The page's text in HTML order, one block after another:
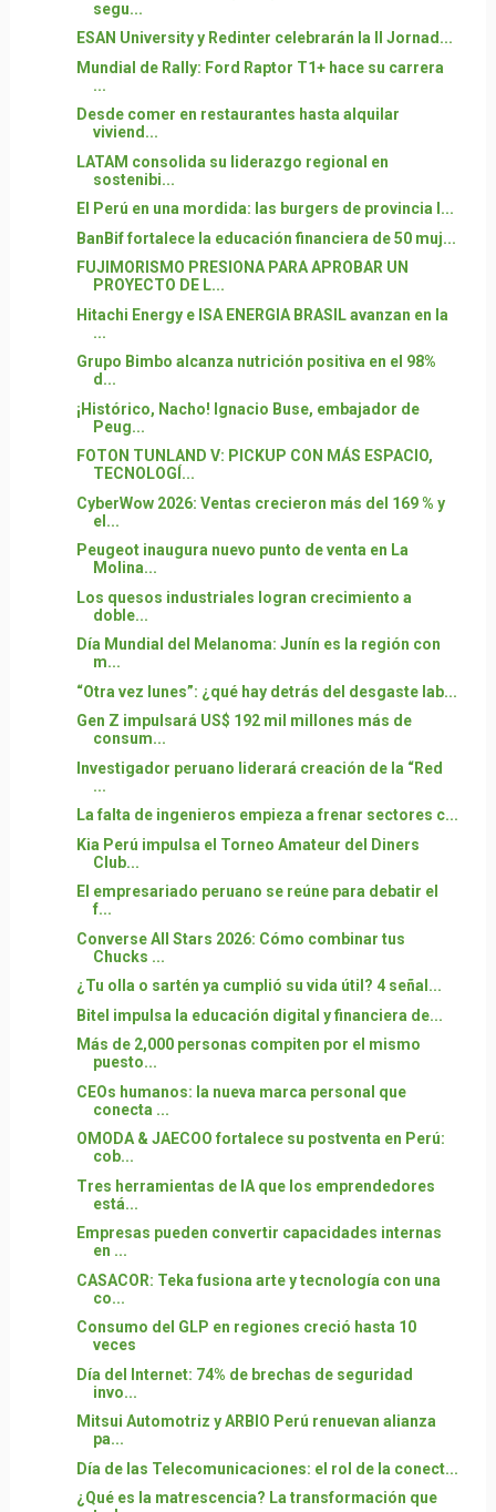
segu...
ESAN University y Redinter celebrarán la II Jornad...
Mundial de Rally: Ford Raptor T1+ hace su carrera
...
Desde comer en restaurantes hasta alquilar
viviend...
LATAM consolida su liderazgo regional en
sostenibi...
El Perú en una mordida: las burgers de provincia l...
BanBif fortalece la educación financiera de 50 muj...
FUJIMORISMO PRESIONA PARA APROBAR UN
PROYECTO DE L...
Hitachi Energy e ISA ENERGIA BRASIL avanzan en la
...
Grupo Bimbo alcanza nutrición positiva en el 98%
d...
¡Histórico, Nacho! Ignacio Buse, embajador de
Peug...
FOTON TUNLAND V: PICKUP CON MÁS ESPACIO,
TECNOLOGÍ...
CyberWow 2026: Ventas crecieron más del 169 % y
el...
Peugeot inaugura nuevo punto de venta en La
Molina...
Los quesos industriales logran crecimiento a
doble...
Día Mundial del Melanoma: Junín es la región con
m...
“Otra vez lunes”: ¿qué hay detrás del desgaste lab...
Gen Z impulsará US$ 192 mil millones más de
consum...
Investigador peruano liderará creación de la “Red
...
La falta de ingenieros empieza a frenar sectores c...
Kia Perú impulsa el Torneo Amateur del Diners
Club...
El empresariado peruano se reúne para debatir el
f...
Converse All Stars 2026: Cómo combinar tus
Chucks ...
¿Tu olla o sartén ya cumplió su vida útil? 4 señal...
Bitel impulsa la educación digital y financiera de...
Más de 2,000 personas compiten por el mismo
puesto...
CEOs humanos: la nueva marca personal que
conecta ...
OMODA & JAECOO fortalece su postventa en Perú:
cob...
Tres herramientas de IA que los emprendedores
está...
Empresas pueden convertir capacidades internas
en ...
CASACOR: Teka fusiona arte y tecnología con una
co...
Consumo del GLP en regiones creció hasta 10
veces
Día del Internet: 74% de brechas de seguridad
invo...
Mitsui Automotriz y ARBIO Perú renuevan alianza
pa...
Día de las Telecomunicaciones: el rol de la conect...
¿Qué es la matrescencia? La transformación que